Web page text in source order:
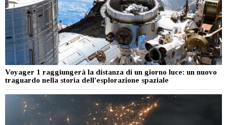
Voyager 1 raggiungerà la distanza di un giorno luce: un nuovo
traguardo nella storia dell’esplorazione spaziale